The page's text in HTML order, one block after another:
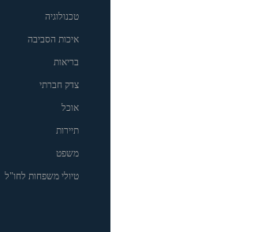
טכנולוגיה
איכות הסביבה
בריאות
צדק חברתי
אוכל
תיירות
משפט
טיולי משפחות לחו"ל